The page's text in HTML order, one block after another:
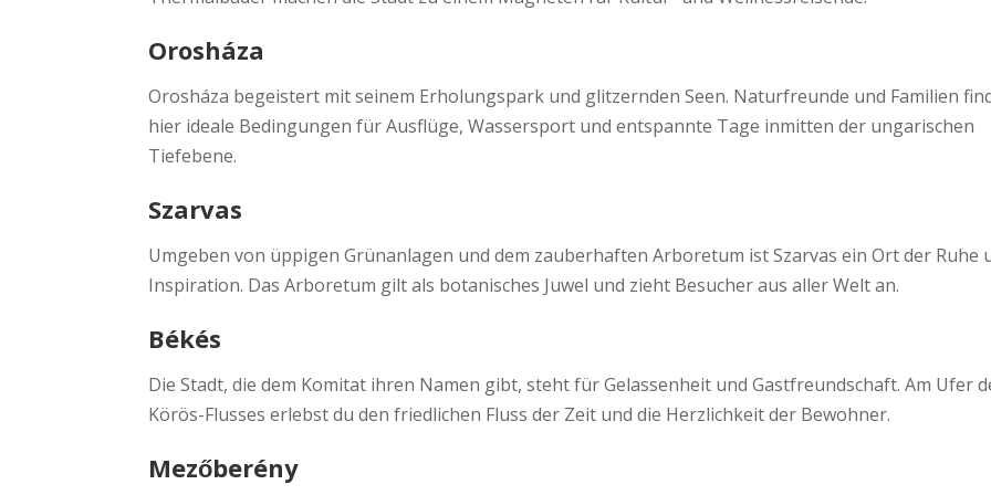
Orosháza
Orosháza begeistert mit seinem Erholungspark und glitzernden Seen. Naturfreunde und Familien
hier ideale Bedingungen für Ausflüge, Wassersport und entspannte Tage inmitten der ungarischen
Tiefebene.
Szarvas
Umgeben von üppigen Grünanlagen und dem zauberhaften Arboretum ist Szarvas ein Ort der Ruhe
Inspiration. Das Arboretum gilt als botanisches Juwel und zieht Besucher aus aller Welt an.
Békés
Die Stadt, die dem Komitat ihren Namen gibt, steht für Gelassenheit und Gastfreundschaft. Am Ufer
Körös-Flusses erlebst du den friedlichen Fluss der Zeit und die Herzlichkeit der Bewohner.
Mezőberény